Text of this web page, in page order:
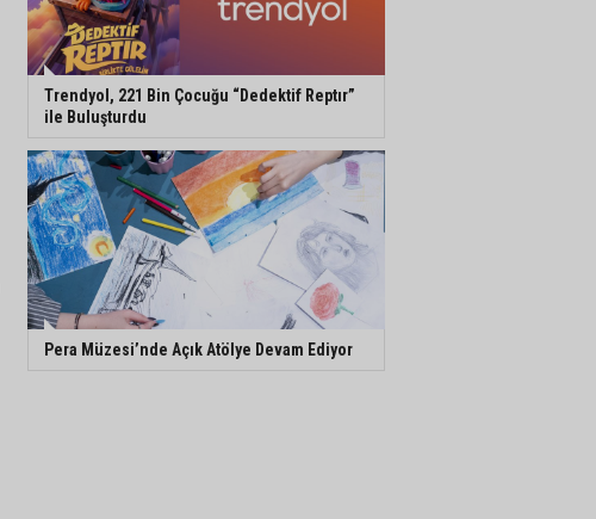
Trendyol, 221 Bin Çocuğu “Dedektif Reptır”
ile Buluşturdu
Pera Müzesi’nde Açık Atölye Devam Ediyor